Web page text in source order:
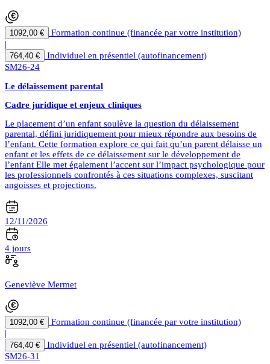
1092,00 €
Formation continue (financée par votre institution)
|
764,40 €
Individuel en présentiel (autofinancement)
SM26-24
Le délaissement parental
Cadre juridique et enjeux cliniques
Le placement d’un enfant soulève la question du délaissement
parental, défini juridiquement pour mieux répondre aux besoins de
l’enfant. Cette formation explore ce qui fait qu’un parent délaisse un
enfant et les effets de ce délaissement sur le développement de
l’enfant Elle met également l’accent sur l’impact psychologique pour
les professionnels confrontés à ces situations complexes, suscitant
angoisses et projections.
12/11/2026
4 jours
Geneviève Mermet
1092,00 €
Formation continue (financée par votre institution)
|
764,40 €
Individuel en présentiel (autofinancement)
SM26-31